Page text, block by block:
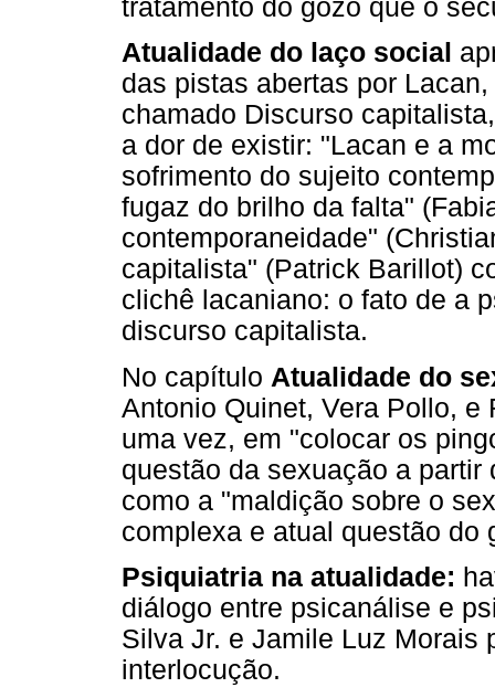
tratamento do gozo que o
Atualidade do laço social
das pistas abertas por
chamado Discurso
a dor de existir: "Lacan e a
sofrimento do sujeito
fugaz do brilho da falta"
contemporaneidade"
capitalista" (Patrick Barillot)
clichê lacaniano: o fato de a
discurso capitalista.
No capítulo Atualidade do
Antonio Quinet, Vera Pollo,
uma vez, em "colocar os
questão da sexuação a
como a "maldição sobre o
complexa e atual questão do
Psiquiatria na atualidade:
diálogo entre psicanálise e
Silva Jr. e Jamile Luz Morais
interlocução.